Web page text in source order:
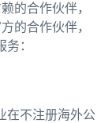
的合作伙伴，
的合作伙伴，
：
在不注册海外公